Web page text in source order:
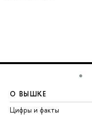
О ВЫШКЕ
Цифры и факты